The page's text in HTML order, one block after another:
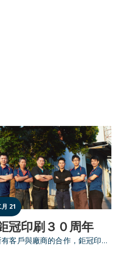
21
冠印刷３０周年
感謝所有客戶與廠商的合作，鉅冠印刷已成立30年囉！